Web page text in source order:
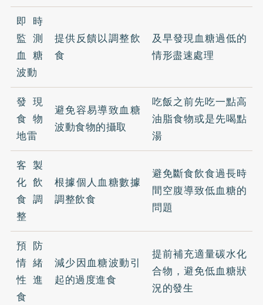
即時
監測
血糖
波動
提供反饋以調整飲
食
及早發現血糖過低的
情形盡速處理
發現
食物
地雷
避免容易導致血糖
波動食物的攝取
吃飯之前先吃一點高
油脂食物或是先喝點
湯
客製
化飲
食調
整
根據個人血糖數據
調整飲食
避免斷食飲食過長時
間空腹導致低血糖的
問題
預防
情緒
性進
食
減少因血糖波動引
起的過度進食
提前補充適量碳水化
合物，避免低血糖狀
況的發生